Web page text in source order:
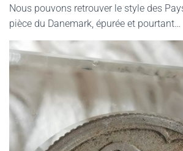
Nous pouvons retrouver le style des
pièce du Danemark, épurée et pourtant…